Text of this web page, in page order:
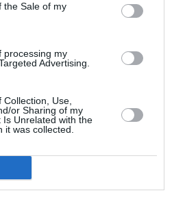
the Sale of my
processing my
Advertising.
Use,
or Sharing of my
Is Unrelated with the
it was collected.
ΑΓΓΕΛΙΚΗ ΤΟΥΜΠΑΝΑΚΗ
mail σας τα τελευταία νέα για